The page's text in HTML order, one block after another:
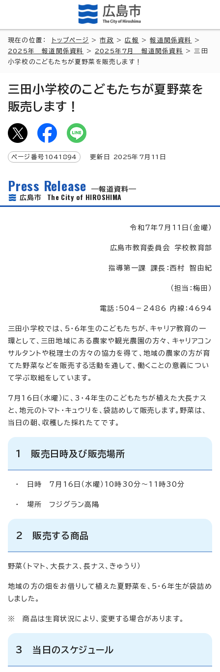
現在の位置： トップページ >市政 >広報 >報道関係資料
>
2025年 報道関係資料
> 2025年7月 報道関係資料
> 三田
小学校のこどもたちが夏野菜を販売します！
三田小学校のこどもたちが夏野菜を
販売します！
ページ番号 1041894 更新日 2025年7月 11 日
Press Release
報道資料
広島市 The City of HIROSHIMA
令和7年7月11日（金曜）
広島市教育委員会 学校教育部
指導第一課 課長：西村 智由紀
（担当：梅田）
電話：504－2486 内線：4694
三田小学校では、5・6年生のこどもたちが、キャリア教育の一
環として、三田地域にある農家や観光農園の方々、キャリアコン
サルタントや税理士の方々の協力を得て、地域の農家の方が育
てた野菜などを販売する活動を通して、働くことの意義につい
て学ぶ取組をしています。
7月16日（水曜）に、3・4年生のこどもたちが植えた大長ナス
と、地元のトマト・キュウリを、袋詰めして販売します。野菜は、
当日の朝、収穫した採れたてです。
1 販売日時及び販売場所
・ 日時 7月16日（水曜）10時30分～11時30分
・ 場所 フジグラン高陽
2 販売する商品
野菜（トマト、大長ナス、長ナス、きゅうり）
地域の方の畑をお借りして植えた夏野菜を、5・6年生が袋詰め
しました。
※ 商品は生育状況により、変更する場合があります。
3 当日のスケジュール